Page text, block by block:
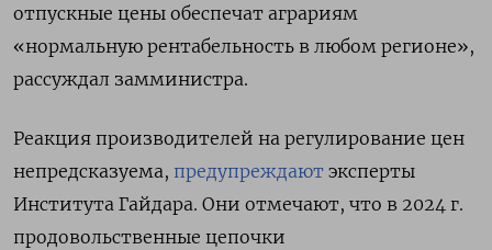
отпускные цены обеспечат аграриям
«нормальную рентабельность в любом регионе»,
рассуждал замминистра.
Реакция производителей на регулирование цен
непредсказуема, предупреждают эксперты
Института Гайдара. Они отмечают, что в 2024 г.
продовольственные цепочки